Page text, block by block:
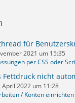
für
2021 um 15:35
per CSS oder
Fettdruck nicht
April 2022 um 11:28
/ Konten